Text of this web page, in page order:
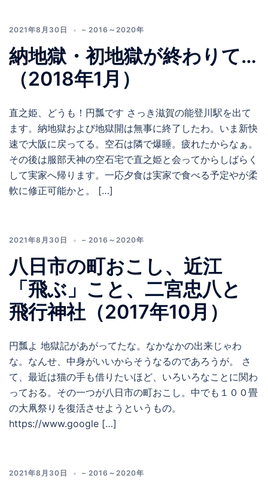
2021年8月30日 – 2016～2020年
納地獄・初地獄が終わりて…
（2018年1月）
直之姫、どうも！円瓢です さっき滋賀の能登川駅を出て
ます。納地獄および地獄開は無事に終了したわ。いま新快
速で大阪に戻ってる。空石は隣で爆睡。疲れたからなぁ。
その後は服部天神の空石宅で直之姫と会ってからしばらく
して実家へ帰ります。一応夕食は実家で食べる予定やが柔
軟に修正可能かと。 […]
2021年8月30日 – 2016～2020年
八日市の町おこし、近江
「飛ぶ」こと、二宮忠八と
飛行神社（2017年10月）
円瓢よ 地獄記があがってたな。なかなかの出来じゃわ
な。なんせ、中身がいいからそうなるのであろうが。 さ
て、最近は猫の手も借りたいほど、いろいろなことに関わ
っておる。その一つが八日市の町おこし。中でも１００畳
の大凧祭りを復活させようというもの。
https://www.google […]
2021年8月30日 – 2016～2020年